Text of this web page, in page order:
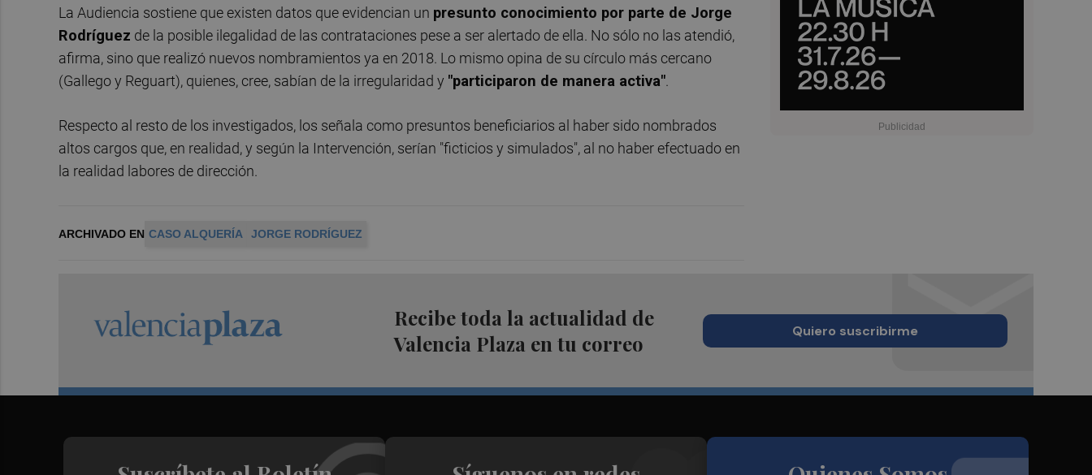
La Audiencia sostiene que existen datos que evidencian un presunto conocimiento por parte de Jorge
Rodríguez de la posible ilegalidad de las contrataciones pese a ser alertado de ella. No sólo no las atendió,
afirma, sino que realizó nuevos nombramientos ya en 2018. Lo mismo opina de su círculo más cercano
(Gallego y Reguart), quienes, cree, sabían de la irregularidad y "participaron de manera activa".
Respecto al resto de los investigados, los señala como presuntos beneficiarios al haber sido nombrados
altos cargos que, en realidad, y según la Intervención, serían "ficticios y simulados", al no haber efectuado en
la realidad labores de dirección.
ARCHIVADO EN CASO ALQUERÍA JORGE RODRÍGUEZ
Recibe toda la actualidad de
Valencia Plaza en tu correo
Quiero suscribirme